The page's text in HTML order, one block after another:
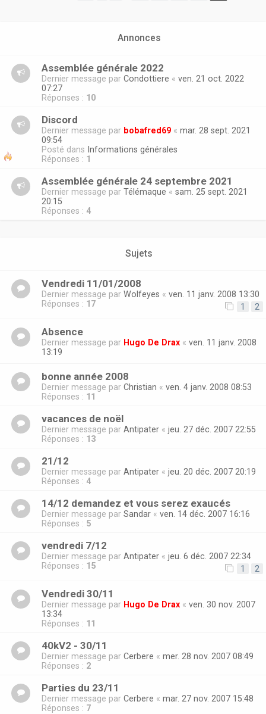
Annonces
Assemblée générale 2022
Dernier message par Condottiere « ven. 21 oct. 2022
07:27
Réponses : 10
Discord
Dernier message par bobafred69 « mar. 28 sept. 2021
09:54
Posté dans Informations générales
Réponses : 1
Assemblée générale 24 septembre 2021
Dernier message par Télémaque « sam. 25 sept. 2021
20:15
Réponses : 4
Sujets
Vendredi 11/01/2008
Dernier message par Wolfeyes « ven. 11 janv. 2008 13:30
Réponses : 17 1 2
Absence
Dernier message par Hugo De Drax « ven. 11 janv. 2008
13:19
bonne année 2008
Dernier message par Christian « ven. 4 janv. 2008 08:53
Réponses : 11
vacances de noël
Dernier message par Antipater « jeu. 27 déc. 2007 22:55
Réponses : 13
21/12
Dernier message par Antipater « jeu. 20 déc. 2007 20:19
Réponses : 4
14/12 demandez et vous serez exaucés
Dernier message par Sandar « ven. 14 déc. 2007 16:16
Réponses : 5
vendredi 7/12
Dernier message par Antipater « jeu. 6 déc. 2007 22:34
Réponses : 15 1 2
Vendredi 30/11
Dernier message par Hugo De Drax « ven. 30 nov. 2007
13:34
Réponses : 11
40kV2 - 30/11
Dernier message par Cerbere « mer. 28 nov. 2007 08:49
Réponses : 2
Parties du 23/11
Dernier message par Cerbere « mar. 27 nov. 2007 15:48
Réponses : 7